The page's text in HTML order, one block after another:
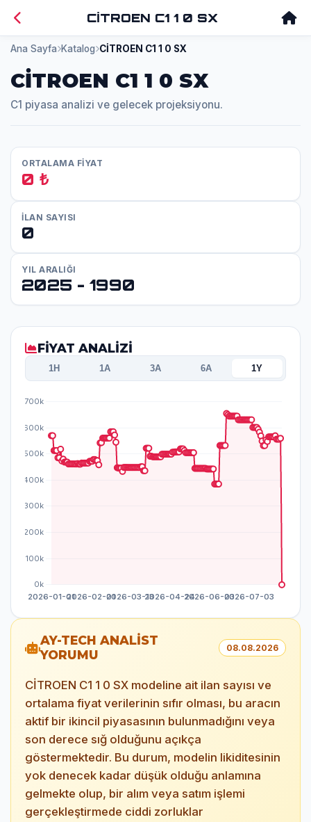
CİTROEN C1 1 0 SX
Ana Sayfa Katalog CİTROEN C1 1 0 SX
CİTROEN C1 1 0 SX
C1 piyasa analizi ve gelecek projeksiyonu.
ORTALAMA FİYAT
0 ₺
İLAN SAYISI
0
YIL ARALIĞI
2025 - 1990
FİYAT ANALİZİ
1H 1A 3A 6A 1Y
AY-TECH ANALİST
YORUMU
08.08.2026
CİTROEN C1 1 0 SX modeline ait ilan sayısı ve
ortalama fiyat verilerinin sıfır olması, bu aracın
aktif bir ikincil piyasasının bulunmadığını veya
son derece sığ olduğunu açıkça
göstermektedir. Bu durum, modelin likiditesinin
yok denecek kadar düşük olduğu anlamına
gelmekte olup, bir alım veya satım işlemi
gerçekleştirmede ciddi zorluklar